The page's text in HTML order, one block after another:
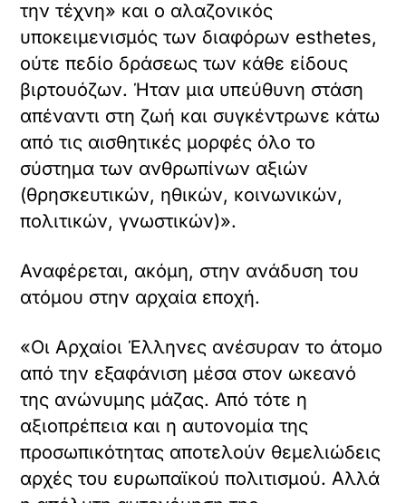
υπάρξεως.
Με όλα αυτά και άλλα πολλά θα
συμφωνήσουμε με τον Συκουτρή:
βαδίζουμε προς τον όλεθρο. Και δεν
φταίει ο Πούτιν.
Το πρωτότυπο άρθρο
https://www.pontosnews.gr/757884/
«
Καταδικάζουν
τις
ομοφοβικές
Ένας άντρας
[μέρος IV].
Της Kyra